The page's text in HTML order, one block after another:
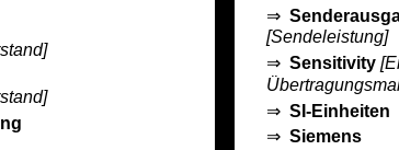
⇒
[Sendeleistung]
⇒Sensitivity
⇒SI-Einheiten
⇒Siemens